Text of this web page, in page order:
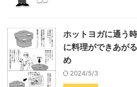
ホットヨガに通う
に料理ができあが
め
2024/5/3